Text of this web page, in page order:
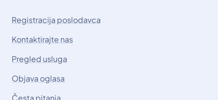
Registracija poslodavca
Kontaktirajte nas
Pregled usluga
Objava oglasa
Česta pitanja